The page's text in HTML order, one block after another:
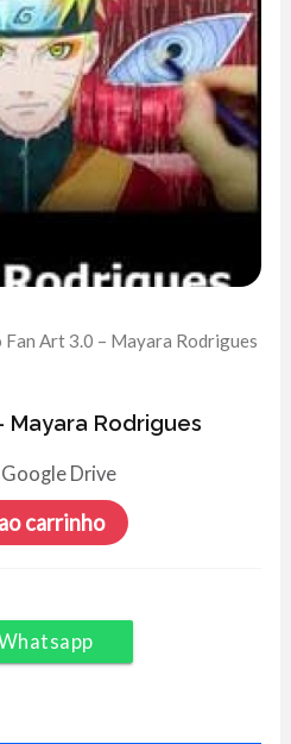
Art 3.0 – Mayara Rodrigues
Mayara Rodrigues
Drive
carrinho